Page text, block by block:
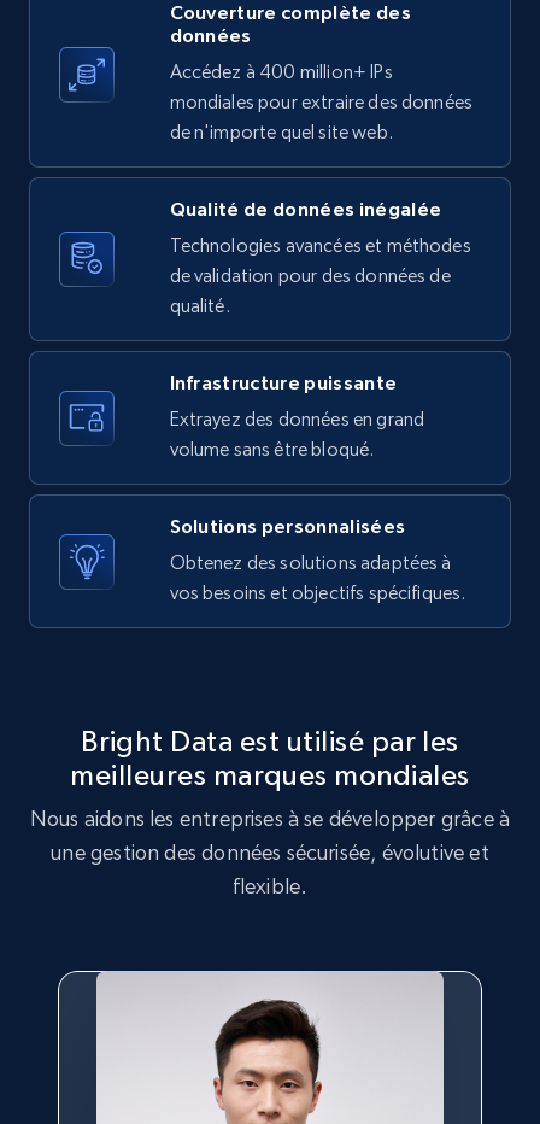
Facebook - Posts by group URL
URL, Post id, User url, User username raw,
Content, Date posted, Hashtags, Num
comments, and more.
184+ Essai gratuit
Product id, Breadcrumbs, Condition, and more.
170+ Essai gratuit
Facebook Marketplace - Collect Facebook
marketplace listings by keyword
2.1K+ 170+ Essai gratuit
Facebook Marketplace - discover by url
URL, Title, Initial price, Final price, Currency,
2.1K+
Facebook - Posts by post URL
Couverture complète des
données
Accédez à 400 million+ IPs
mondiales pour extraire des données
de n'importe quel site web.
Qualité de données inégalée
Technologies avancées et méthodes
de validation pour des données de
qualité.
Infrastructure puissante
Extrayez des données en grand
volume sans être bloqué.
Solutions personnalisées
Obtenez des solutions adaptées à
vos besoins et objectifs spécifiques.
Bright Data est utilisé par les
meilleures marques mondiales
Nous aidons les entreprises à se développer grâce à
une gestion des données sécurisée, évolutive et
flexible.